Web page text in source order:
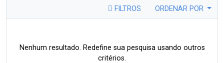
FILTROS ORDENAR POR
Nenhum resultado. Redefine sua pesquisa usando outros
critérios.